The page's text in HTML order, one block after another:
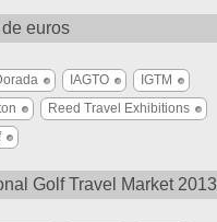
euros
IAGTO
IGTM
Reed Travel Exhibitions
Golf Travel Market 2013